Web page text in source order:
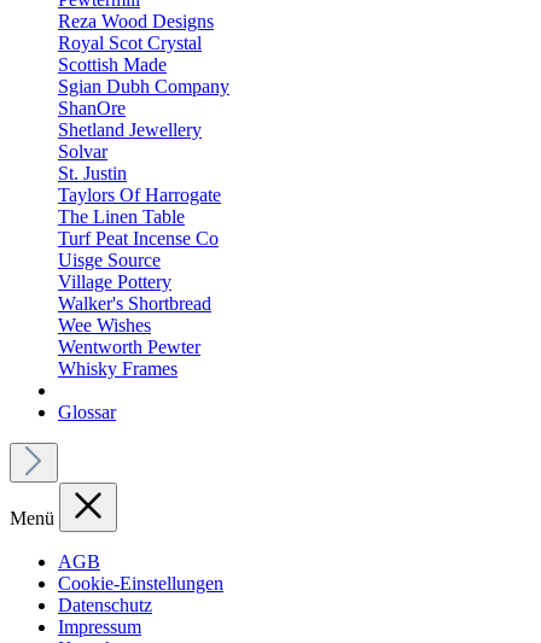
Reza Wood Designs
Royal Scot Crystal
Scottish Made
Sgian Dubh Company
ShanOre
Shetland Jewellery
Solvar
St. Justin
Taylors Of Harrogate
The Linen Table
Turf Peat Incense Co
Uisge Source
Village Pottery
Walker's Shortbread
Wee Wishes
Wentworth Pewter
Whisky Frames
Glossar
Menü
AGB
Cookie-Einstellungen
Datenschutz
Impressum